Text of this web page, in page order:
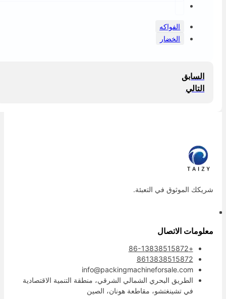
الفواكه
الخضار
السابق
التالي
شريكك الموثوق في التعبئة.
معلومات الاتصال
8613838515872
info@packingmachineforsale.com
الطريق البحري الشمالي الشرقي، منطقة التنمية الاقتصادية
في تشينغتشو، مقاطعة هونان، الصين